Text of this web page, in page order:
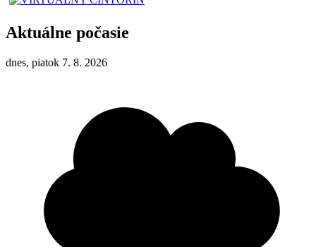
Aktuálne počasie
dnes, piatok 7. 8. 2026